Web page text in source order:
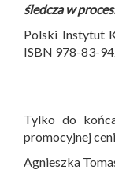
śledcza w
Polski Instytut
ISBN 978-83-
Tylko do
promocyjnej
Agnieszka